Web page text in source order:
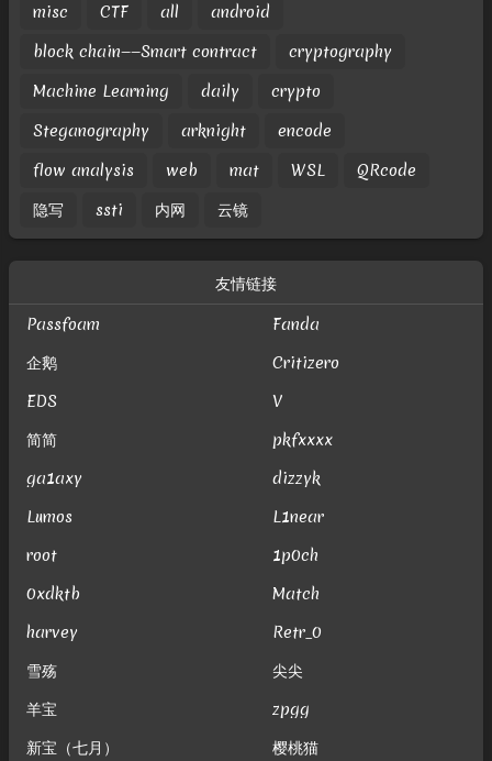
misc CTF all
android
block chain——Smart contract
cryptography
Machine Learning
daily
crypto
Steganography
arknight
encode
flow analysis
web mat WSL
QRcode
隐写
ssti 内网 云镜
友情链接
Passfoam
Fanda
企鹅
Critizero
EDS
V
简简
pkfxxxx
ga1axy
dizzyk
Lumos
L1near
root
1p0ch
0xdktb
Match
harvey
Retr_0
雪殇
尖尖
羊宝
zpgg
新宝（七月）
樱桃猫